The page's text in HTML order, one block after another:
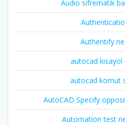
Audio sifrematik
Authentify
autocad
autocad komut
AutoCAD Specify
Automation test